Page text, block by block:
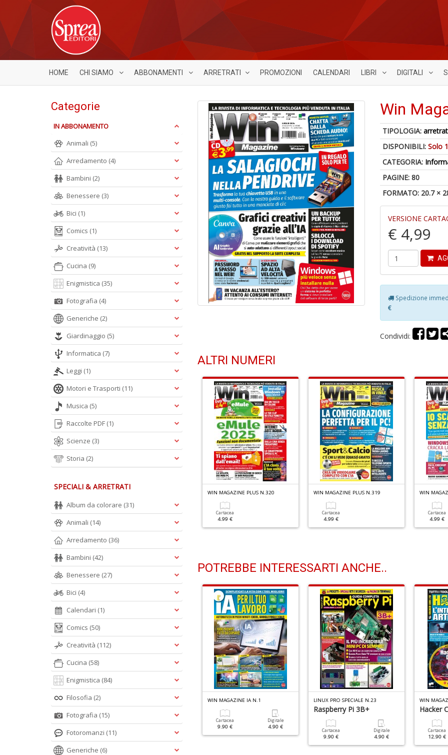
HOME CHI SIAMO ABBONAMENTI ARRETRATI PROMOZIONI CALENDARI LIBRI DIGITALI
Win
TIPOLOGIA:
DISPONIBILI:Solo
CATEGORIA:
PAGINE: 80
FORMATO: 20.7 ×
VERSIONE
€ 4,99
Spedizione
€
Condividi:
ALTRI NUMERI
Lo Scova Password
WIN MAGAZINE PLUS N.320
Cartacea
4.99 €
WIN MAGAZINE PLUS N.319
Cartacea
4.99 €
WIN
Cartacea
4.99 €
POTREBBE INTERESSARTI ANCHE..
MAGAZINE LINUX N.1
Windows Con
Digitale
4.90 €
UBUNTU FACILE MANUALE N.5
Linux Mint
Cartacea
9.90 €
Digitale
WIN MAGAZINE IA N.1
Cartacea
9.90 €
Digitale
4.90 €
LINUX PRO SPECIALE N.23
Raspberry Pi 3B+
Cartacea
9.90 €
Digitale
4.90 €
WIN
Hacker
Cartacea
12.90 €
Categorie
IN ABBONAMENTO
Animali (5)
Arredamento (4)
Bambini (2)
Benessere (3)
Bici (1)
Comics (1)
Creatività (13)
Cucina (9)
Enigmistica (35)
Fotografia (4)
Generiche (2)
Giardinaggio (5)
Informatica (7)
Leggi (1)
Motori e Trasporti (11)
Musica (5)
Raccolte PDF (1)
Scienze (3)
Storia (2)
SPECIALI & ARRETRATI
Album da colorare (31)
Animali (14)
Arredamento (36)
Bambini (42)
Benessere (27)
Bici (4)
Calendari (1)
Comics (50)
Creatività (112)
Cucina (58)
Enigmistica (84)
Filosofia (2)
Fotografia (15)
Fotoromanzi (11)
Generiche (6)